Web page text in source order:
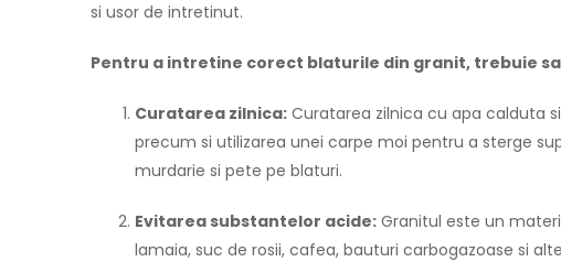
si usor de intretinut.
Pentru a intretine corect blaturile din granit, trebuie
Curatarea zilnica: Curatarea zilnica cu apa calduta
precum si utilizarea unei carpe moi pentru a sterge
murdarie si pete pe blaturi.
Evitarea substantelor acide: Granitul este un
lamaia, suc de rosii, cafea, bauturi carbogazoase si